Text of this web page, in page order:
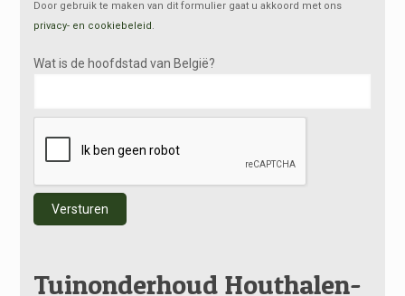
Door gebruik te maken van dit formulier gaat u akkoord met ons
privacy- en cookiebeleid.
Wat is de hoofdstad van België?
Tuinonderhoud Houthalen-